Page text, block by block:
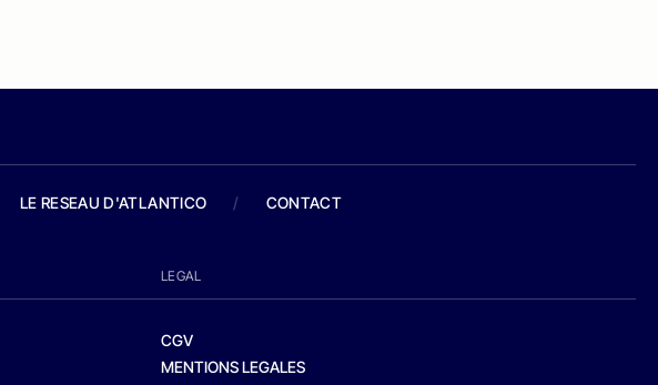
LE RESEAU D'ATLANTICO / CONTACT
LEGAL
CGV
MENTIONS LEGALES